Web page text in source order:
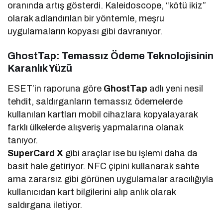
oranında artış gösterdi. Kaleidoscope, “kötü ikiz”
olarak adlandırılan bir yöntemle, meşru
uygulamaların kopyası gibi davranıyor.
GhostTap: Temassız Ödeme Teknolojisinin
Karanlık Yüzü
ESET’in raporuna göre GhostTap adlı yeni nesil
tehdit, saldırganların temassız ödemelerde
kullanılan kartları mobil cihazlara kopyalayarak
farklı ülkelerde alışveriş yapmalarına olanak
tanıyor.
SuperCard X gibi araçlar ise bu işlemi daha da
basit hale getiriyor. NFC çipini kullanarak sahte
ama zararsız gibi görünen uygulamalar aracılığıyla
kullanıcıdan kart bilgilerini alıp anlık olarak
saldırgana iletiyor.